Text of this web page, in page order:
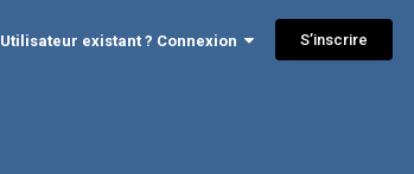
Utilisateur existant ? Connexion S’inscrire